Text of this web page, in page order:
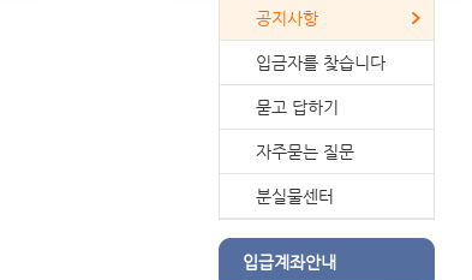
공지사항
입금자를 찾습니다
묻고 답하기
자주묻는 질문
분실물센터
입급계좌안내